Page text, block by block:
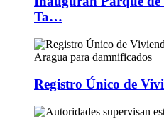
Ta…
Registro Único de